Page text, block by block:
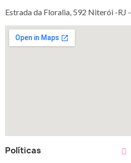
Estrada da Floralia, 592 Niterói -RJ -
Políticas